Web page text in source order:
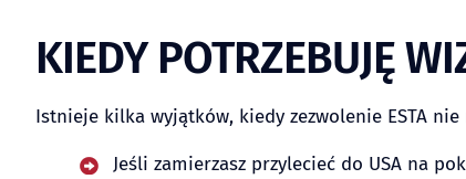
KIEDY POTRZEBUJĘ
Istnieje kilka wyjątków, kiedy zezwolenie ESTA
Jeśli zamierzasz przylecieć do USA na